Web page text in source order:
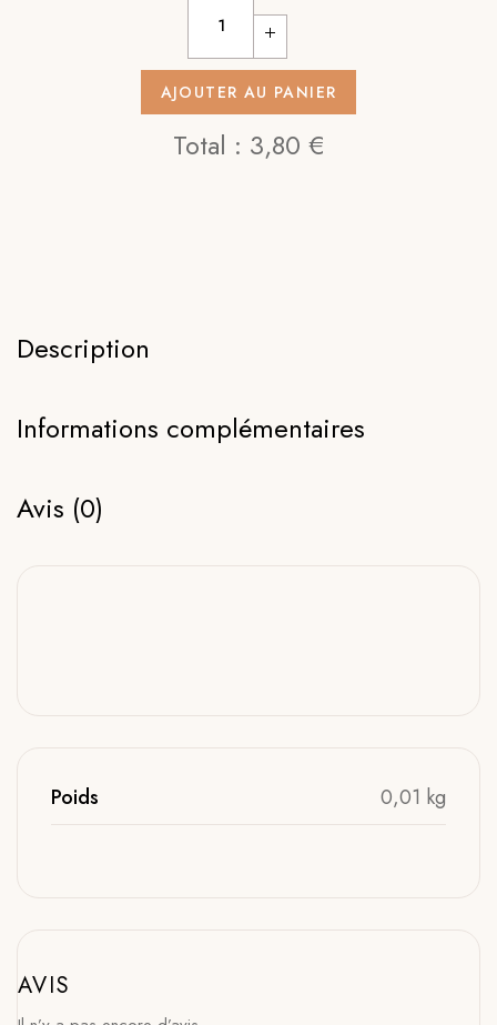
AJOUTER AU PANIER
Total : 3,80 €
Description
Informations complémentaires
Avis (0)
Poids 0,01 kg
AVIS